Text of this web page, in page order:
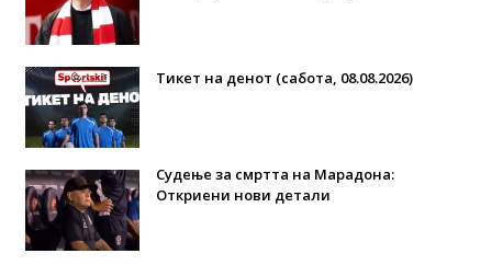
Тикет на денот (сабота, 08.08.2026)
Судење за смртта на Марадона:
Откриени нови детали